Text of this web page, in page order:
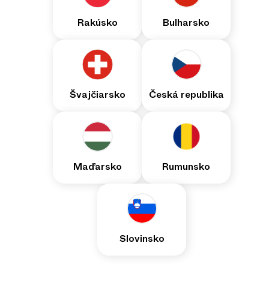
Rakúsko Bulharsko
Švajčiarsko Česká republika
Maďarsko Rumunsko
Slovinsko